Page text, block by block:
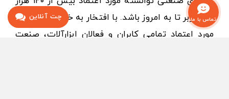
نفر کاربر تا به امروز باشد. با افتخار به خود میبالیم که
مورد اعتماد تمامی کابران و فعالان ابزارآلات، صنعت
تماس با ما چت آنلاین